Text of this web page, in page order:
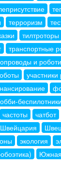
терроризм
тилтроторы
транспортные
и
беспилотники
частоты
чатбот
Швейцария
экология